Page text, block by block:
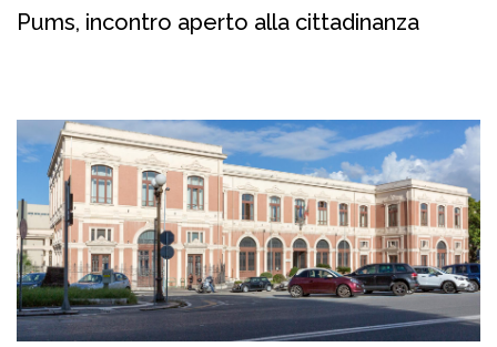
Pums, incontro aperto alla cittadinanza